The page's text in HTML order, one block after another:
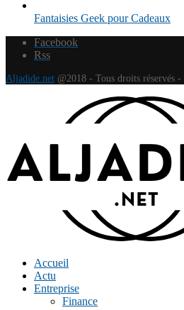
Fantaisies Geek pour Cadeaux
Facebook
Rss
Aljadide.net @2018 - Tous droits réservés -
Accueil
Actu
Entreprise
Finance